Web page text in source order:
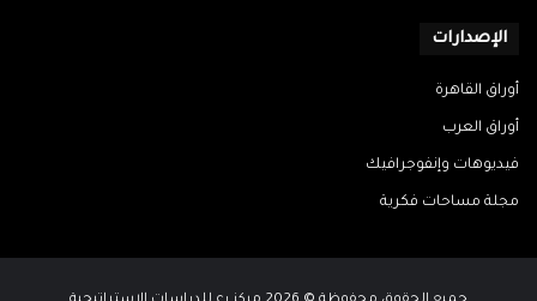
الإصدارات
أوراق القاهرة
أوراق العرب
فيديوهات وإنفوجرافيك
مجلة مساحات فكرية